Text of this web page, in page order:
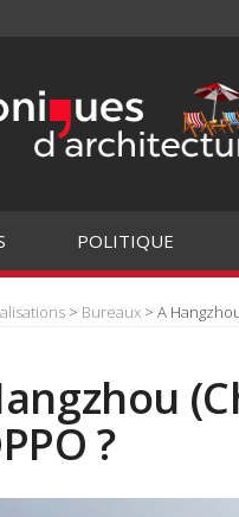
POLITIQUE
> Bureaux > A
?